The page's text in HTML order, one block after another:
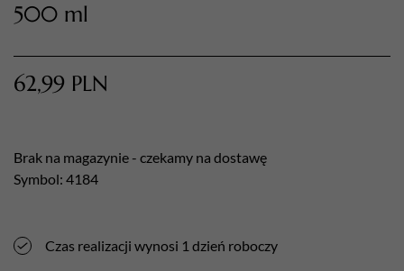
PRZEJDŹ DO KOSZYKA
500 ml
62,99 PLN
Brak na magazynie - czekamy na dostawę
Symbol: 4184
Czas realizacji wynosi 1 dzień roboczy